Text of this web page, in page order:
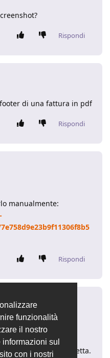
funzionalità
il nostro
sul
con i nostri
Rispondi
di una fattura in pdf
Rispondi
manualmente:
Rispondi
la dicitura viene
comunque corretta.